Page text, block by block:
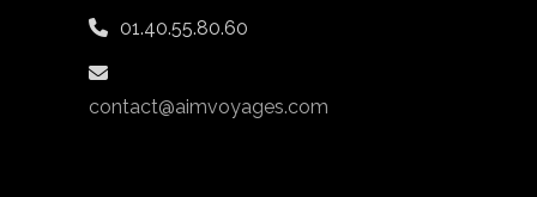
01.40.55.80.60
contact@aimvoyages.com